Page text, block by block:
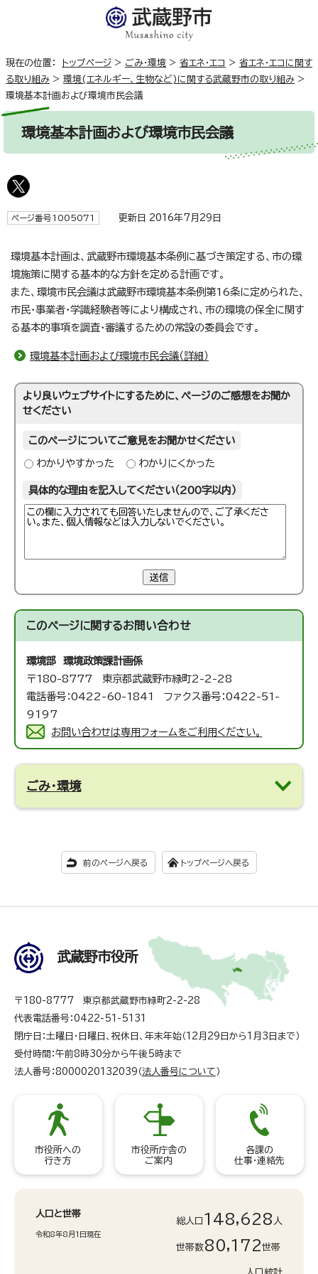
現在の位置： トップページ > ごみ・環境 > 省エネ・エコ > 省エネ・エコに関す
る取り組み > 環境(エネルギー、生物など)に関する武蔵野市の取り組み >
環境基本計画および環境市民会議
環境基本計画および環境市民会議
ページ番号1005071 更新日 2016年7月29日
環境基本計画は、武蔵野市環境基本条例に基づき策定する、市の環
境施策に関する基本的な方針を定める計画です。
また、環境市民会議は武蔵野市環境基本条例第16条に定められた、
市民・事業者・学識経験者等により構成され、市の環境の保全に関す
る基本的事項を調査・審議するための常設の委員会です。
環境基本計画および環境市民会議（詳細）
より良いウェブサイトにするために、ページのご感想をお聞か
せください
このページについてご意見をお聞かせください
わかりやすかった わかりにくかった
具体的な理由を記入してください（200字以内）
送信
このページに関するお問い合わせ
環境部 環境政策課計画係
〒180-8777 東京都武蔵野市緑町2-2-28
電話番号：0422-60-1841 ファクス番号：0422-51-
9197
お問い合わせは専用フォームをご利用ください。
ごみ・環境
前のページへ戻る トップページへ戻る
武蔵野市役所
〒180-8777 東京都武蔵野市緑町2-2-28
代表電話番号：0422-51-5131
閉庁日：土曜日・日曜日、祝休日、年末年始（12月29日から1月3日まで）
受付時間：午前8時30分から午後5時まで
法人番号：8000020132039（ 法人番号について ）
市役所への
行き方
市役所庁舎の
ご案内
各課の
仕事・連絡先
人口と世帯
令和8年8月1日現在
総人口 148,628 人
世帯数80,172世帯